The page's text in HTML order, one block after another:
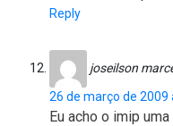
Reply
joseilson
26 de março de 2009
Eu acho o imip